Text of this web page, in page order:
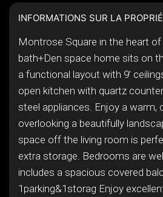
INFORMATIONS SUR LA
Montrose Square in the heart
bath+Den space home sits on
a functional layout with 9’
open kitchen with quartz
steel appliances. Enjoy a
overlooking a beautifully
space off the living room is
extra storage. Bedrooms are
includes a spacious covered
1parking&1storag Enjoy